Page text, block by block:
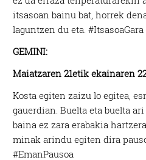
itsasoan bainu bat, horrek
laguntzen du eta. #ItsasoaGara
GEMINI:
Maiatzaren 21etik ekainaren
Kosta egiten zaizu lo egitea,
gauerdian. Buelta eta buelta
baina ez zara erabakia
minak arindu egiten dira
#EmanPausoa